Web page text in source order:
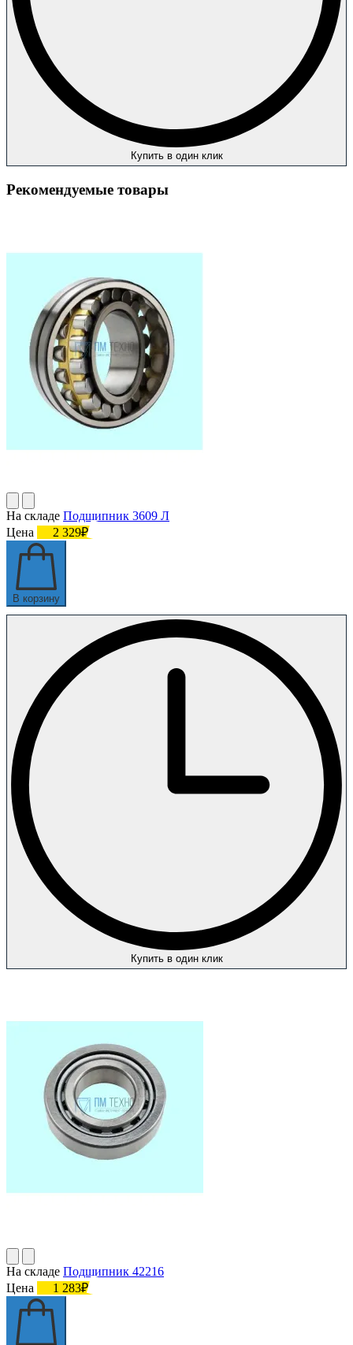
Купить в один клик
Рекомендуемые товары
На складе Подшипник 3609 Л
Цена
2 329₽
В корзину
Купить в один клик
На складе Подшипник 42216
Цена
1 283₽